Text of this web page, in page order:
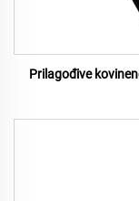
Prilagođive